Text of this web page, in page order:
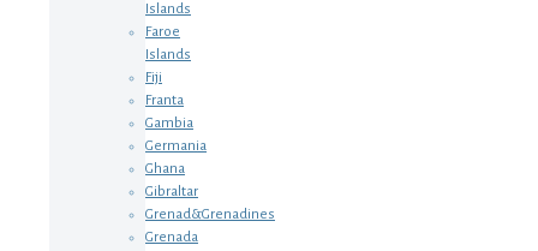
Islands
Faroe
Islands
Fiji
Franta
Gambia
Germania
Ghana
Gibraltar
Grenad&Grenadines
Grenada